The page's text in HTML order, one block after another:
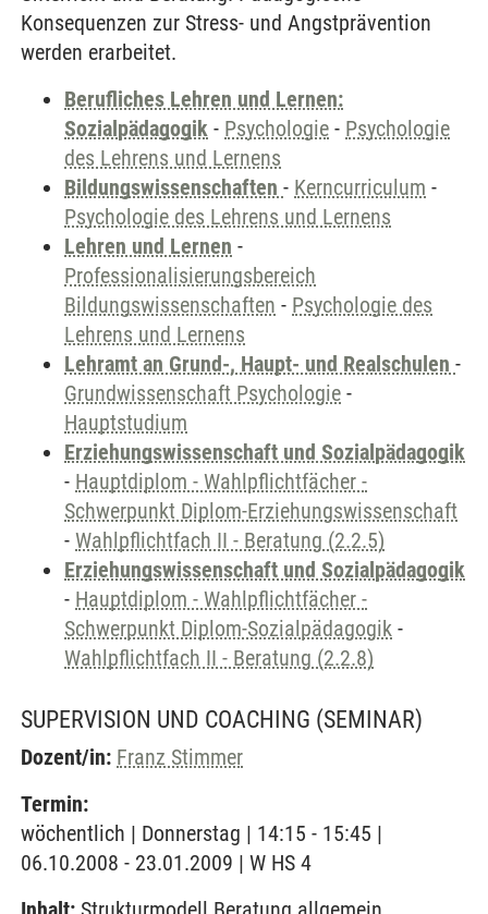
Konsequenzen zur Stress- und Angstprävention
werden erarbeitet.
Berufliches Lehren und Lernen:
Sozialpädagogik - Psychologie - Psychologie
des Lehrens und Lernens
Bildungswissenschaften - Kerncurriculum -
Psychologie des Lehrens und Lernens
Lehren und Lernen -
Professionalisierungsbereich
Bildungswissenschaften - Psychologie des
Lehrens und Lernens
Lehramt an Grund-, Haupt- und Realschulen -
Grundwissenschaft Psychologie -
Hauptstudium
Erziehungswissenschaft und Sozialpädagogik
- Hauptdiplom - Wahlpflichtfächer -
Schwerpunkt Diplom-Erziehungswissenschaft
- Wahlpflichtfach II - Beratung (2.2.5)
Erziehungswissenschaft und Sozialpädagogik
- Hauptdiplom - Wahlpflichtfächer -
Schwerpunkt Diplom-Sozialpädagogik -
Wahlpflichtfach II - Beratung (2.2.8)
SUPERVISION UND COACHING (SEMINAR)
Dozent/in: Franz Stimmer
Termin:
wöchentlich | Donnerstag | 14:15 - 15:45 |
06.10.2008 - 23.01.2009 | W HS 4